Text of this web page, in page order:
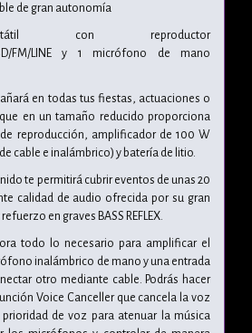
de gran autonomía
con reproductor
FM/LINE y 1 micrófono de mano
en todas tus fiestas, actuaciones o
en un tamaño reducido proporciona
reproducción, amplificador de 100 W
cable e inalámbrico) y batería de litio.
te permitirá cubrir eventos de unas 20
calidad de audio ofrecida por su gran
en graves BASS REFLEX.
todo lo necesario para amplificar el
inalámbrico de mano y una entrada
otro mediante cable. Podrás hacer
Voice Canceller que cancela la voz
de voz para atenuar la música